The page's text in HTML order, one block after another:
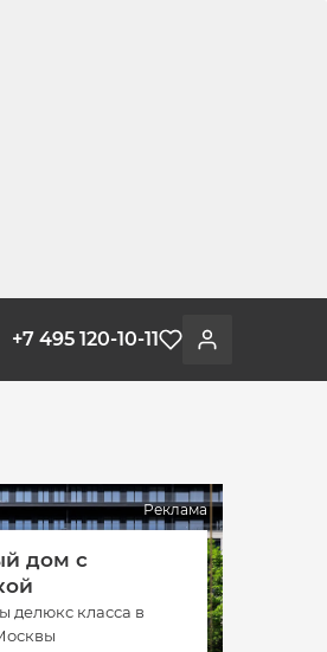
Войти
Избранное
+7 495 120-10-11
Реклама
дом с
делюкс класса в